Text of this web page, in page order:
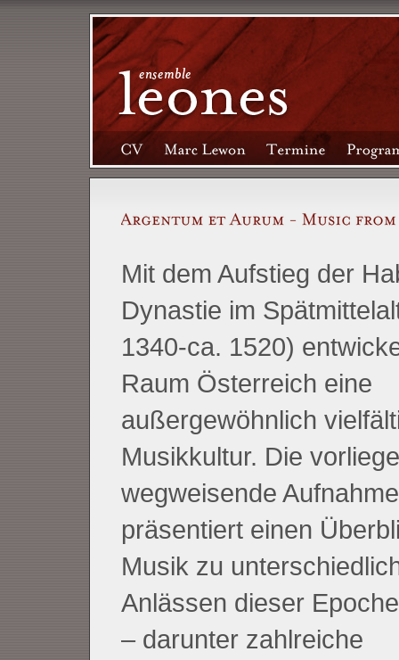
Mit dem Aufstieg der
Dynastie im
1340-ca. 1520)
Raum Österreich eine
außergewöhnlich
Musikkultur. Die
wegweisende
präsentiert einen
Musik zu
Anlässen dieser
– darunter zahlreiche